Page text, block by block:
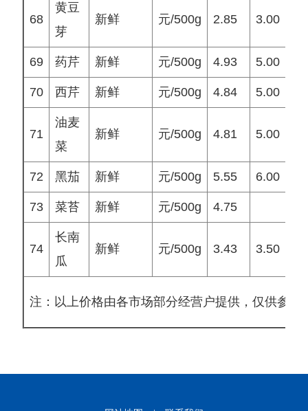
68
黄豆
芽
新鲜 元/500g 2.85 3.00
69 药芹 新鲜 元/500g 4.93 5.00
70 西芹 新鲜 元/500g 4.84 5.00
71
油麦
菜
新鲜 元/500g 4.81 5.00
72 黑茄 新鲜 元/500g 5.55 6.00
73 菜苔 新鲜 元/500g 4.75
74
长南
瓜
新鲜 元/500g 3.43 3.50
注：以上价格由各市场部分经营户提供，仅供参